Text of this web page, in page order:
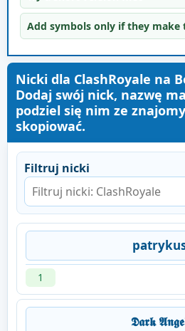
Add symbols only if they make
Nicki dla ClashRoyale na
Dodaj swój nick, nazwę
podziel się nim ze
skopiować.
Filtruj nicki
1
𝕯𝖆𝖗𝖐